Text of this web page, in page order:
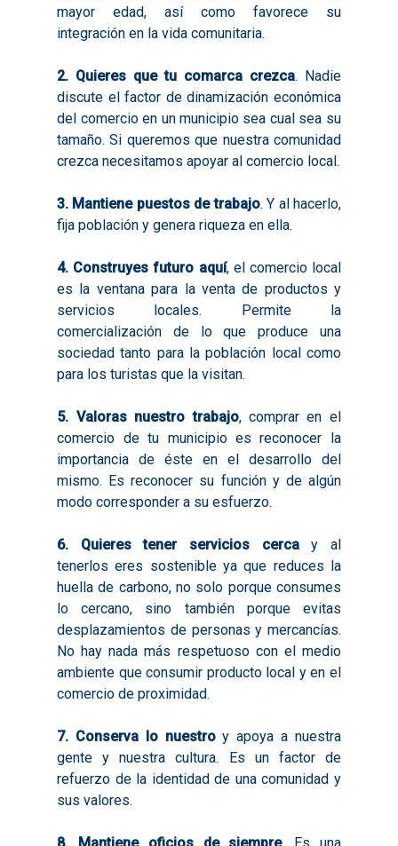
mayor edad, así como favorece su
integración en la vida comunitaria.
2. Quieres que tu comarca crezca. Nadie
discute el factor de dinamización económica
del comercio en un municipio sea cual sea su
tamaño. Si queremos que nuestra comunidad
crezca necesitamos apoyar al comercio local.
3. Mantiene puestos de trabajo. Y al hacerlo,
fija población y genera riqueza en ella.
4. Construyes futuro aquí, el comercio local
es la ventana para la venta de productos y
servicios locales. Permite la
comercialización de lo que produce una
sociedad tanto para la población local como
para los turistas que la visitan.
5. Valoras nuestro trabajo, comprar en el
comercio de tu municipio es reconocer la
importancia de éste en el desarrollo del
mismo. Es reconocer su función y de algún
modo corresponder a su esfuerzo.
6. Quieres tener servicios cercay al
tenerlos eres sostenible ya que reduces la
huella de carbono, no solo porque consumes
lo cercano, sino también porque evitas
desplazamientos de personas y mercancías.
No hay nada más respetuoso con el medio
ambiente que consumir producto local y en el
comercio de proximidad.
7. Conserva lo nuestroy apoya a nuestra
gente y nuestra cultura. Es un factor de
refuerzo de la identidad de una comunidad y
sus valores.
Inicio
Qué es Avalem